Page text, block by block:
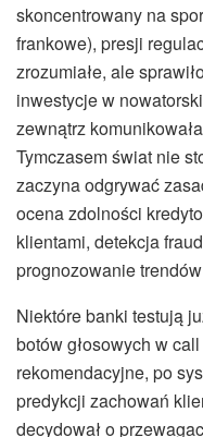
skoncentrowany na
frankowe), presji
zrozumiałe, ale
inwestycje w
zewnątrz
Tymczasem świat nie
zaczyna odgrywać
ocena zdolności
klientami, detekcja
prognozowanie
Niektóre banki testują
botów głosowych w
rekomendacyjne, po
predykcji zachowań
decydował o